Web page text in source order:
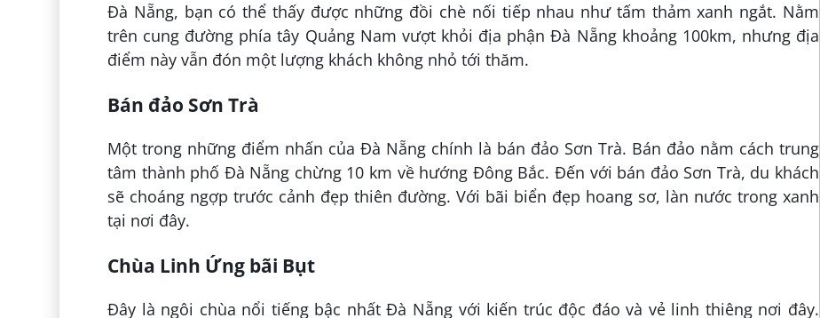
Đà Nẵng, bạn có thể thấy được những đồi chè nối tiếp nhau như tấm thảm xanh ngắt. Nằm
trên cung đường phía tây Quảng Nam vượt khỏi địa phận Đà Nẵng khoảng 100km, nhưng địa
điểm này vẫn đón một lượng khách không nhỏ tới thăm.
Bán đảo Sơn Trà
Một trong những điểm nhấn của Đà Nẵng chính là bán đảo Sơn Trà. Bán đảo nằm cách trung
tâm thành phố Ðà Nẵng chừng 10 km về hướng Ðông Bắc. Đến với bán đảo Sơn Trà, du khách
sẽ choáng ngợp trước cảnh đẹp thiên đường. Với bãi biển đẹp hoang sơ, làn nước trong xanh
tại nơi đây.
Chùa Linh Ứng bãi Bụt
Đây là ngôi chùa nổi tiếng bậc nhất Đà Nẵng với kiến trúc độc đáo và vẻ linh thiêng nơi đây.